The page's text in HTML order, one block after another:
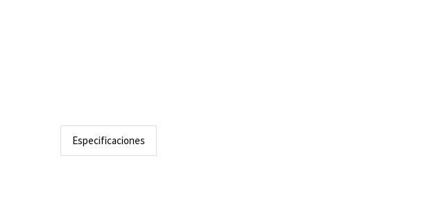
Especificaciones